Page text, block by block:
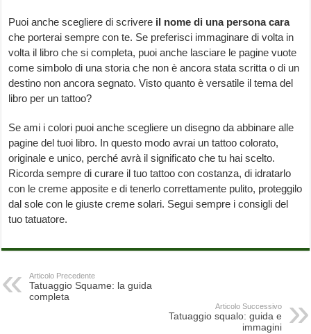
Puoi anche scegliere di scrivere il nome di una persona cara
che porterai sempre con te. Se preferisci immaginare di volta in
volta il libro che si completa, puoi anche lasciare le pagine vuote
come simbolo di una storia che non è ancora stata scritta o di un
destino non ancora segnato. Visto quanto è versatile il tema del
libro per un tattoo?
Se ami i colori puoi anche scegliere un disegno da abbinare alle
pagine del tuoi libro. In questo modo avrai un tattoo colorato,
originale e unico, perché avrà il significato che tu hai scelto.
Ricorda sempre di curare il tuo tattoo con costanza, di idratarlo
con le creme apposite e di tenerlo correttamente pulito, proteggilo
dal sole con le giuste creme solari. Segui sempre i consigli del
tuo tatuatore.
Articolo Precedente
Tatuaggio Squame: la guida
completa
Articolo Successivo
Tatuaggio squalo: guida e
immagini